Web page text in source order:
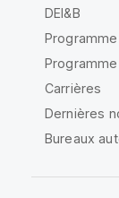
DEI&B
Carrières
Dernières
Bureaux